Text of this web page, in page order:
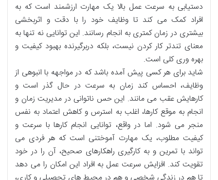
دستیابی به سرعت عمل بالا یک مهارت ارزشمند است که به
افراد کمک می کند تا وظایف خود را با دقت و اثربخشی
بیشتری در زمان کمتری به انجام رسانند. این توانایی نه تنها به
معنای تندتر کار کردن نیست، بلکه دربرگیرنده بهبود کیفیت و
بهره وری کلی است.
شاید برای هر کسی پیش آمده باشد که در مواجهه با انبوهی از
وظایف، احساس کند زمان به سرعت در حال گذر است و
کارهایش عقب می مانند. این حس ناتوانی در مدیریت زمان و
انجام به موقع کارها، اغلب به استرس و کاهش اعتماد به نفس
منجر می شود. اما در واقع، توانایی انجام کارها با سرعت و
کیفیت مطلوب، یک مهارت آموختنی است که هر فردی می
تواند با تمرین و به کارگیری راهکارهای صحیح، آن را در خود
تقویت کند. افزایش سرعت عمل به افراد این امکان را می دهد